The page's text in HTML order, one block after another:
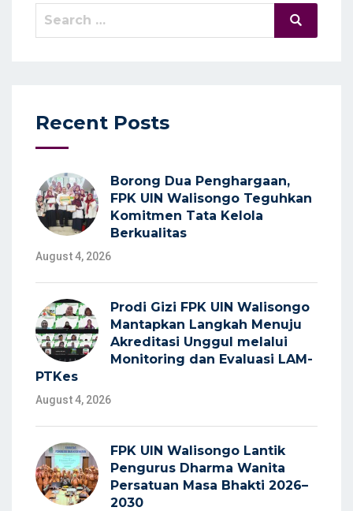
Search
Search
Recent Posts
Borong Dua Penghargaan,
FPK UIN Walisongo Teguhkan
Komitmen Tata Kelola
Berkualitas
August 4, 2026
Prodi Gizi FPK UIN Walisongo
Mantapkan Langkah Menuju
Akreditasi Unggul melalui
Monitoring dan Evaluasi LAM-
PTKes
August 4, 2026
FPK UIN Walisongo Lantik
Pengurus Dharma Wanita
Persatuan Masa Bhakti 2026–
2030